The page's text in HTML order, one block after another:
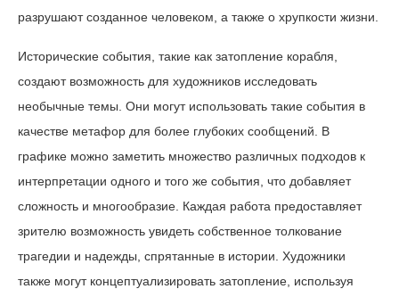
разрушают созданное человеком, а также о хрупкости жизни.
Исторические события, такие как затопление корабля,
создают возможность для художников исследовать
необычные темы. Они могут использовать такие события в
качестве метафор для более глубоких сообщений. В
графике можно заметить множество различных подходов к
интерпретации одного и того же события, что добавляет
сложность и многообразие. Каждая работа предоставляет
зрителю возможность увидеть собственное толкование
трагедии и надежды, спрятанные в истории. Художники
также могут концептуализировать затопление, используя